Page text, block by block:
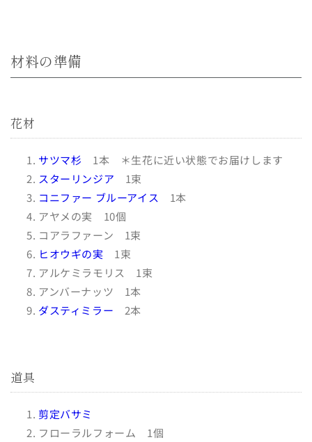
材料の準備
花材
サツマ杉 1本 ＊生花に近い状態でお届けします
スターリンジア 1束
コニファー ブルーアイス
1本
アヤメの実 10個
コアラファーン 1束
ヒオウギの実 1束
アルケミラモリス 1束
アンバーナッツ 1本
ダスティミラー 2本
道具
剪定バサミ
フローラルフォーム 1個